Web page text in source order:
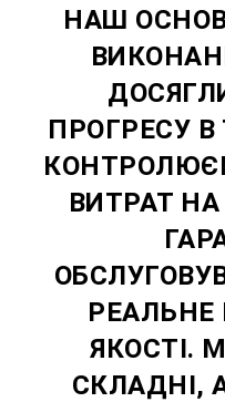
НАШ
ПРОГРЕСУ В
ВИТРАТ
ЯКОСТІ.
СКЛАДНІ,